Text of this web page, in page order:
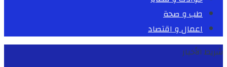
طب و صحة
اعمال و اقتصاد
شريط الأخبار